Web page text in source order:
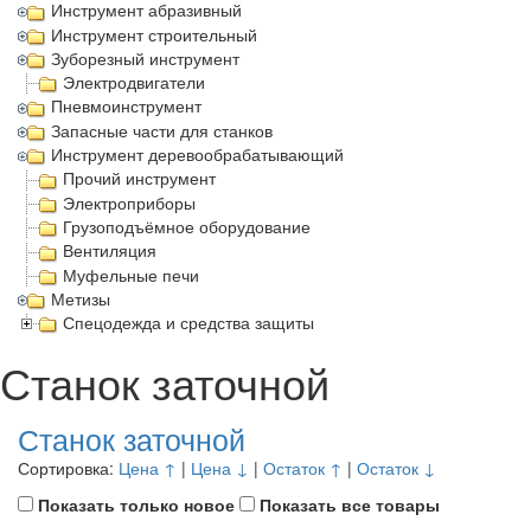
Инструмент абразивный
Инструмент строительный
Зуборезный инструмент
Электродвигатели
Пневмоинструмент
Запасные части для станков
Инструмент деревообрабатывающий
Прочий инструмент
Электроприборы
Грузоподъёмное оборудование
Вентиляция
Муфельные печи
Метизы
Спецодежда и средства защиты
Станок заточной
Станок заточной
Сортировка: Цена ↑ | Цена ↓ | Остаток ↑ | Остаток ↓
Показать только новое
Показать все товары